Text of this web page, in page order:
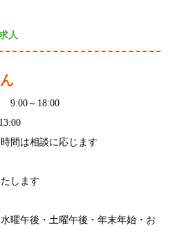
人
9:00～18:00
間は相談に応じます
します
曜午後・土曜午後・年末年始・お